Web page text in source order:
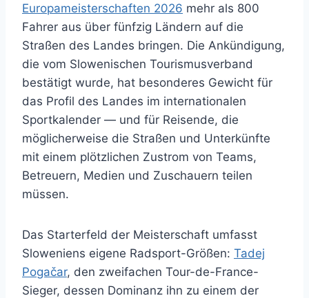
Europameisterschaften 2026 mehr als 800
Fahrer aus über fünfzig Ländern auf die
Straßen des Landes bringen. Die Ankündigung,
die vom Slowenischen Tourismusverband
bestätigt wurde, hat besonderes Gewicht für
das Profil des Landes im internationalen
Sportkalender — und für Reisende, die
möglicherweise die Straßen und Unterkünfte
mit einem plötzlichen Zustrom von Teams,
Betreuern, Medien und Zuschauern teilen
müssen.
Das Starterfeld der Meisterschaft umfasst
Sloweniens eigene Radsport-Größen: Tadej
Pogačar, den zweifachen Tour-de-France-
Sieger, dessen Dominanz ihn zu einem der